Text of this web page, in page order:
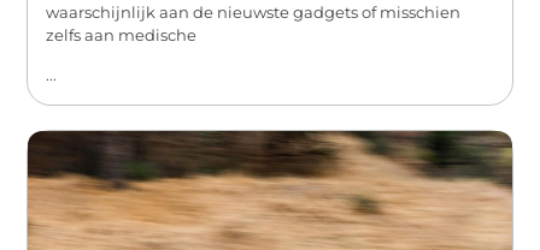
waarschijnlijk aan de nieuwste gadgets of misschien
zelfs aan medische
...